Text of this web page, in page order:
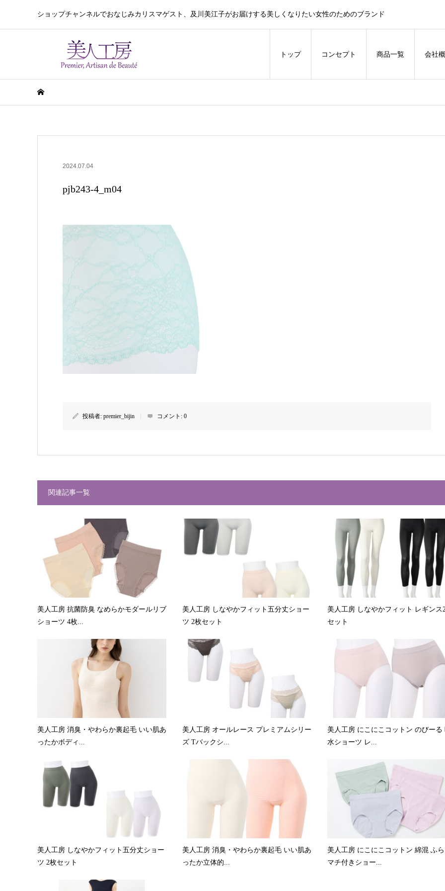
ショップチャンネルでおなじみカリスマゲスト、及川美江子がお届けする美しくなりたい女性のためのブランド
トップ コンセプト 商品一覧 会社
2024.07.04
pjb243-4_m04
投稿者: premier_bijin コメント: 0
関連記事一覧
美人工房 抗菌防臭 なめらかモダールリブ
ショーツ 4枚...
美人工房 しなやかフィット五分丈ショー
ツ 2枚セット
美人工房 しなやかフィット レギンス
セット
美人工房 消臭・やわらか裏起毛 いい肌あ
ったかボディ...
美人工房 オールレース プレミアムシリー
ズ Tバックシ...
美人工房 にこにこコットン のびーる
水ショーツ レ...
美人工房 しなやかフィット五分丈ショー
ツ 2枚セット
美人工房 消臭・やわらか裏起毛 いい肌あ
ったか立体的...
美人工房 にこにこコットン 綿混 ふ
マチ付きショー...